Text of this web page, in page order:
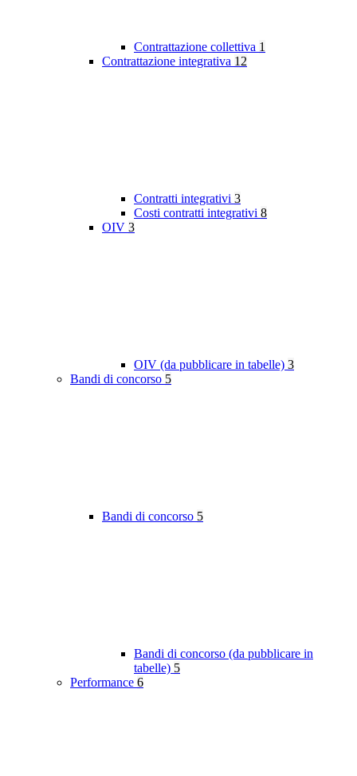
Contrattazione collettiva 1
Contrattazione integrativa 12
Contratti integrativi 3
Costi contratti integrativi 8
OIV 3
OIV (da pubblicare in tabelle) 3
Bandi di concorso 5
Bandi di concorso 5
Bandi di concorso (da pubblicare in
tabelle) 5
Performance 6